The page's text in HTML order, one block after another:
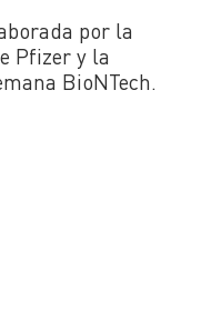
por la
Pfizer y la
BioNTech.